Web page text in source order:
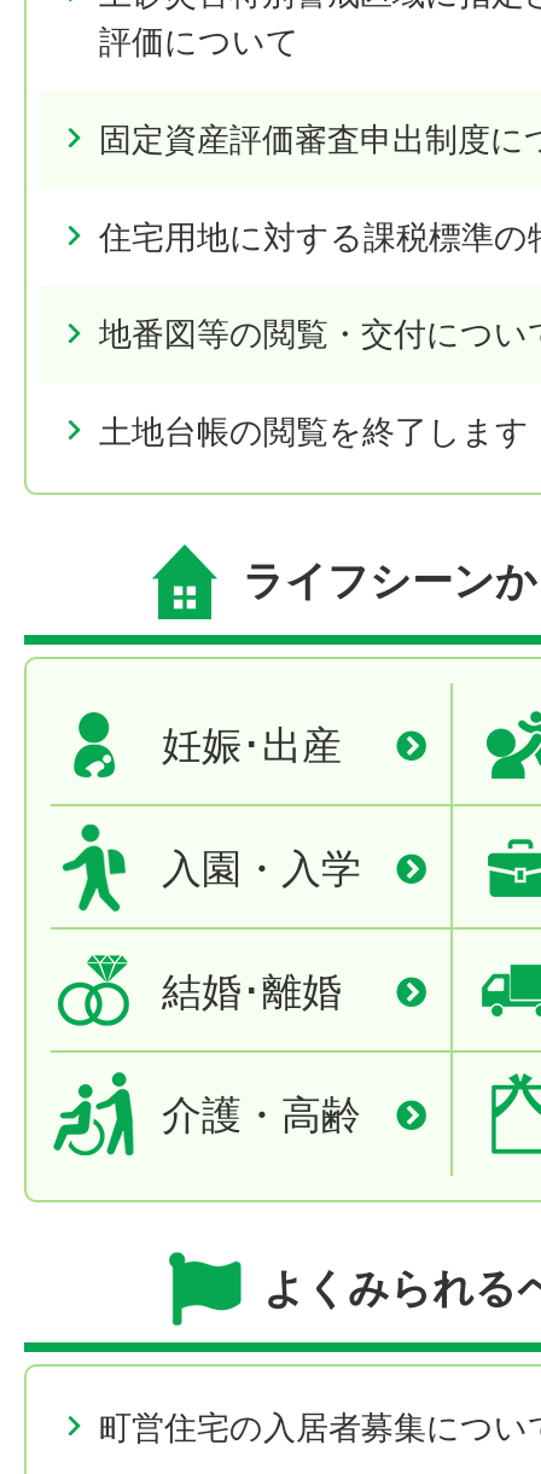
評価について
固定資産評価審査申出制度に
住宅用地に対する課税標準
地番図等の閲覧・交付につい
土地台帳の閲覧を終了します
ライフシーン
妊娠･出産
入園・入学
結婚･離婚
介護・高齢
よくみられる
町営住宅の入居者募集につい